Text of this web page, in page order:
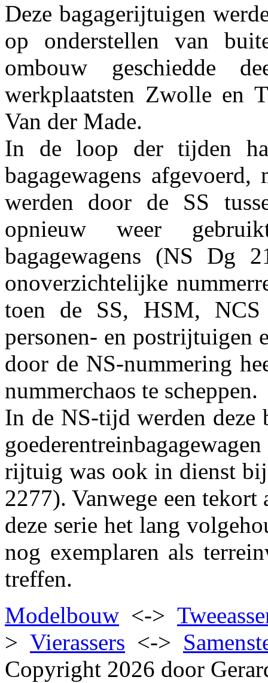
Deze bagagerijtuigen
op onderstellen van
ombouw geschiedde
werkplaatsten Zwolle en
Van der Made.
In de loop der tijden
bagagewagens
werden door de SS
opnieuw weer
bagagewagens (NS Dg
onoverzichtelijke
toen de SS, HSM,
personen- en postrijtuigen
door de NS-nummering
nummerchaos te scheppen.
In de NS-tijd werden deze
rijtuig was ook in dienst
2277). Vanwege een
deze serie het lang
nog exemplaren als
treffen.
Modelbouw <->
> Vierassers <->
Copyright 2026 door